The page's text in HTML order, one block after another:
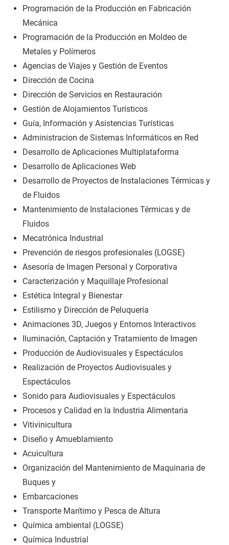
Programación de la Producción en Fabricación
Mecánica
Programación de la Producción en Moldeo de
Metales y Polímeros
Agencias de Viajes y Gestión de Eventos
Dirección de Cocina
Dirección de Servicios en Restauración
Gestión de Alojamientos Turísticos
Guía, Información y Asistencias Turísticas
Administracion de Sistemas Informáticos en Red
Desarrollo de Aplicaciones Multiplataforma
Desarrollo de Aplicaciones Web
Desarrollo de Proyectos de Instalaciones Térmicas y
de Fluidos
Mantenimiento de Instalaciones Térmicas y de
Fluidos
Mecatrónica Industrial
Prevención de riesgos profesionales (LOGSE)
Asesoría de Imagen Personal y Corporativa
Caracterización y Maquillaje Profesional
Estética Integral y Bienestar
Estilismo y Dirección de Peluquería
Animaciones 3D, Juegos y Entornos Interactivos
Iluminación, Captación y Tratamiento de Imagen
Producción de Audiovisuales y Espectáculos
Realización de Proyectos Audiovisuales y
Espectáculos
Sonido para Audiovisuales y Espectáculos
Procesos y Calidad en la Industria Alimentaria
Vitivinicultura
Diseño y Amueblamiento
Acuicultura
Organización del Mantenimiento de Maquinaria de
Buques y
Embarcaciones
Transporte Marítimo y Pesca de Altura
Química ambiental (LOGSE)
Química Industrial